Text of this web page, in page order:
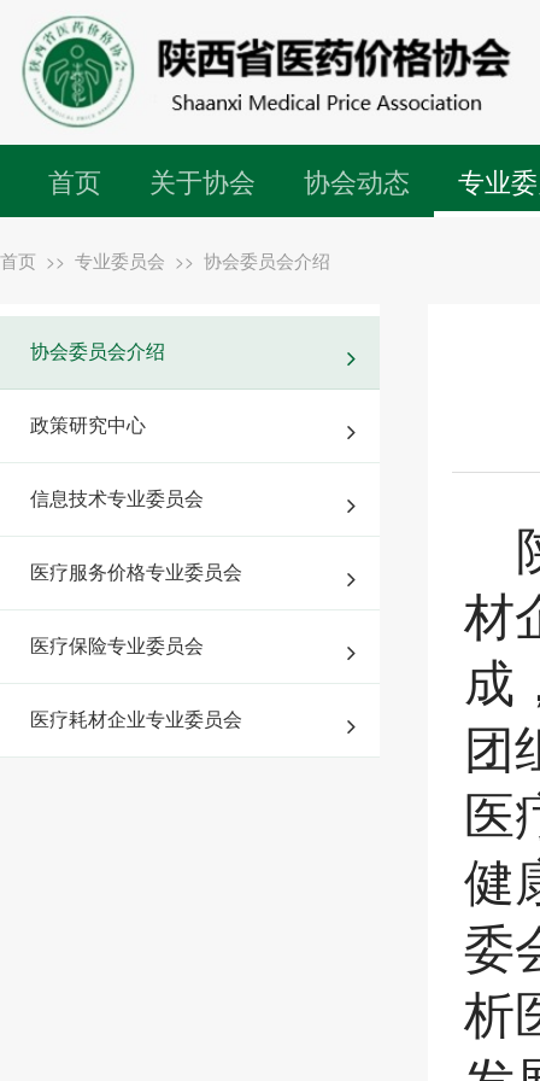
首页 关于协会 协会动态 专业
首页 >> 专业委员会 >> 协会委员会介绍
协会委员会介绍
政策研究中心
信息技术专业委员会
医疗服务价格专业委员会
医疗保险专业委员会
医疗耗材企业专业委员会
材
成
团
医
健
委
析